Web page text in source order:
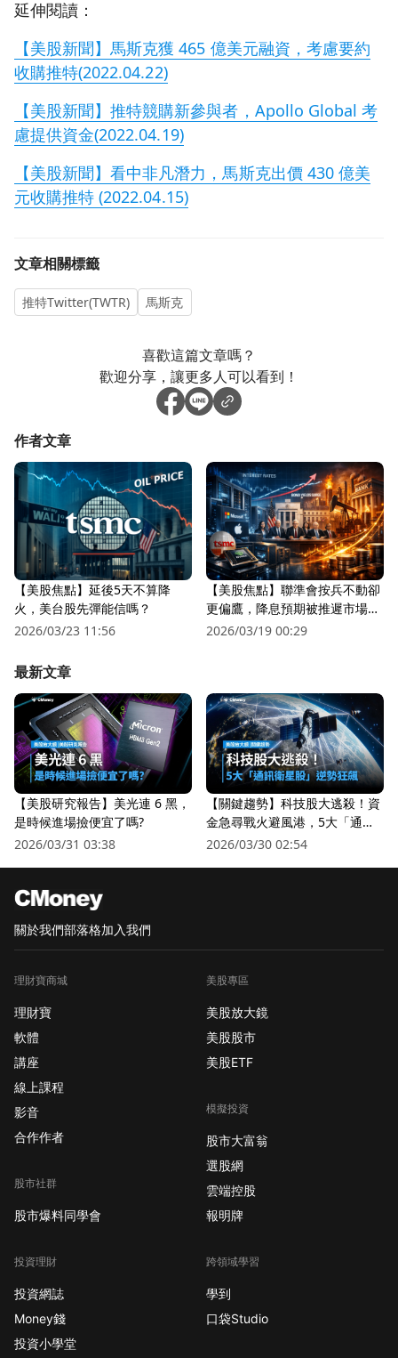
延伸閱讀：
【美股新聞】馬斯克獲 465 億美元融資，考慮要約
收購推特(2022.04.22)
【美股新聞】推特競購新參與者，Apollo Global 考
慮提供資金(2022.04.19)
【美股新聞】看中非凡潛力，馬斯克出價 430 億美
元收購推特 (2022.04.15)
文章相關標籤
推特Twitter(TWTR) 馬斯克
喜歡這篇文章嗎？
歡迎分享，讓更多人可以看到！
作者文章
【美股焦點】延後5天不算降
火，美台股先彈能信嗎？
2026/03/23 11:56
【美股焦點】聯準會按兵不動卻
更偏鷹，降息預期被推遲市場越
來越怕？
2026/03/19 00:29
最新文章
【美股研究報告】美光連 6 黑，
是時候進場撿便宜了嗎?
2026/03/31 03:38
【關鍵趨勢】科技股大逃殺！資
金急尋戰火避風港，5大「通訊
衛星股」逆勢狂飆
2026/03/30 02:54
關於我們部落格加入我們
理財寶商城
理財寶
軟體
講座
線上課程
影音
合作作者
股市社群
股市爆料同學會
投資理財
投資網誌
Money錢
投資小學堂
美股專區
美股放大鏡
美股股市
美股ETF
模擬投資
股市大富翁
選股網
雲端控股
報明牌
跨領域學習
學到
口袋Studio